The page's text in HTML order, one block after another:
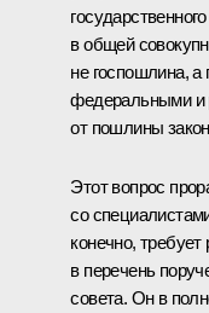
в общей
не госпошлина, а
федеральными и
от пошлины
Этот вопрос
со
конечно,
в перечень
совета. Он в